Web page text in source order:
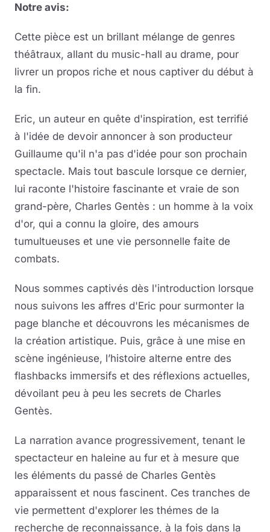
Notre avis:
Cette pièce est un brillant mélange de genres
théâtraux, allant du music-hall au drame, pour
livrer un propos riche et nous captiver du début à
la fin.
Eric, un auteur en quête d'inspiration, est terrifié
à l'idée de devoir annoncer à son producteur
Guillaume qu'il n'a pas d'idée pour son prochain
spectacle. Mais tout bascule lorsque ce dernier,
lui raconte l'histoire fascinante et vraie de son
grand-père, Charles Gentès : un homme à la voix
d'or, qui a connu la gloire, des amours
tumultueuses et une vie personnelle faite de
combats.
Nous sommes captivés dès l'introduction lorsque
nous suivons les affres d'Eric pour surmonter la
page blanche et découvrons les mécanismes de
la création artistique. Puis, grâce à une mise en
scène ingénieuse, l’histoire alterne entre des
flashbacks immersifs et des réflexions actuelles,
dévoilant peu à peu les secrets de Charles
Gentès.
La narration avance progressivement, tenant le
spectacteur en haleine au fur et à mesure que
les éléments du passé de Charles Gentès
apparaissent et nous fascinent. Ces tranches de
vie permettent d'explorer les thémes de la
recherche de reconnaissance, à la fois dans la